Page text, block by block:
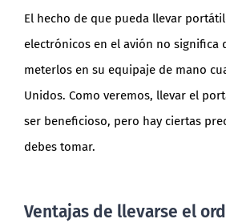
El hecho de que pueda llevar
electrónicos en el avión no significa
meterlos en su equipaje de mano
Unidos. Como veremos, llevar el
ser beneficioso, pero hay ciertas
debes tomar.
Ventajas de llevarse el